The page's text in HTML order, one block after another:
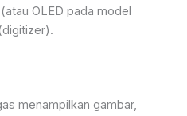
OLED pada model
menampilkan gambar,